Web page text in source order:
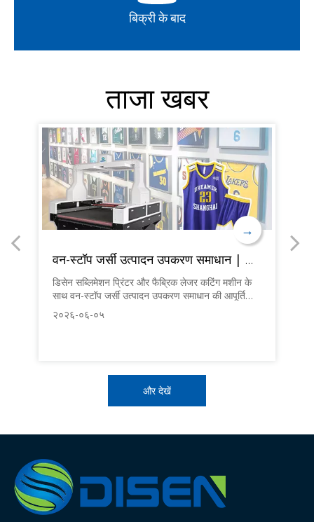
बिक्री के बाद
ताजा खबर
→
वन-स्टॉप जर्सी उत्पादन उपकरण समाधान | डिसेन परिधान मशीनरी
डिसेन सब्लिमेशन प्रिंटर और फैब्रिक लेजर कटिंग मशीन के
साथ वन-स्टॉप जर्सी उत्पादन उपकरण समाधान की आपूर्ति
करता है। कपड़े से लेकर तैयार कपड़ों तक जर्सी निर्माण के पूरे
प्रवाह, अपने स्पोर्ट्सवियर कारखाने के लिए कस्टम मशीन
२०२६-०६-०५
और देखें